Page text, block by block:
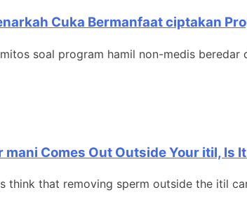
Cuka Bermanfaat ciptakan
soal program hamil non-medis
mani Comes Out Outside Your itil, Is
think that removing sperm outside the itil